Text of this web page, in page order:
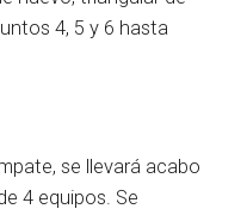
4, 5 y 6 hasta
se llevará acabo
4 equipos. Se